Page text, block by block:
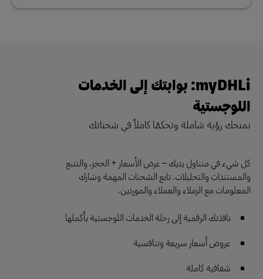
myDHLi: بوابتك إلى الخدمات
اللوجستية
نمنحك رؤية شاملة وتحكمًا كاملاً في شحناتك
كل شيء في متناول يديك – عرض الأسعار + الحجز، والتتبع
والمستندات والتحليلات. تابع الشحنات المهمة وشارك
المعلومات مع الزملاء والعملاء والموردين.
نافذتك الرقمية إلى رحلة الخدمات اللوجستية بأكملها
عروض أسعار سريعة وتنافسية
شفافية كاملة